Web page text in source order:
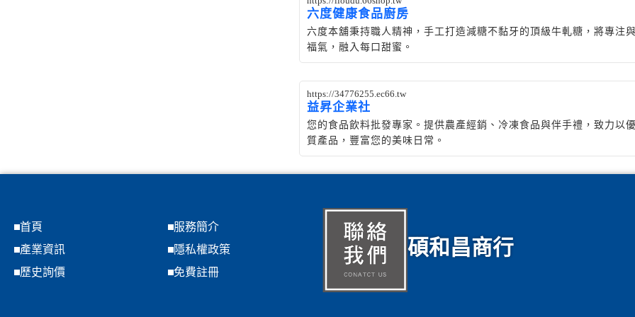
六度健康食品廚房
六度本舖秉持職人精神，手工打造減糖不黏牙的頂級牛軋糖，將專注
福氣，融入每口甜蜜。
https://34776255.ec66.tw
益昇企業社
您的食品飲料批發專家。提供農產經銷、冷凍食品與伴手禮，致力以
質產品，豐富您的美味日常。
首頁
服務簡介
產業資訊
隱私權政策
歷史詢價
免費註冊
碩和昌商行